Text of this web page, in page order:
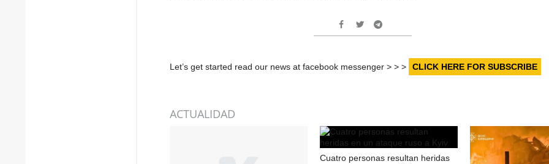
Let’s get started read our news at facebook messenger > > > CLICK HERE FOR SUBSCRIBE
ACTUALIDAD
Cuatro personas resultan heridas